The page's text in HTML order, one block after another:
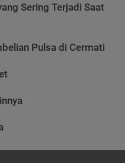
Sering Terjadi Saat
Pulsa di Cermati